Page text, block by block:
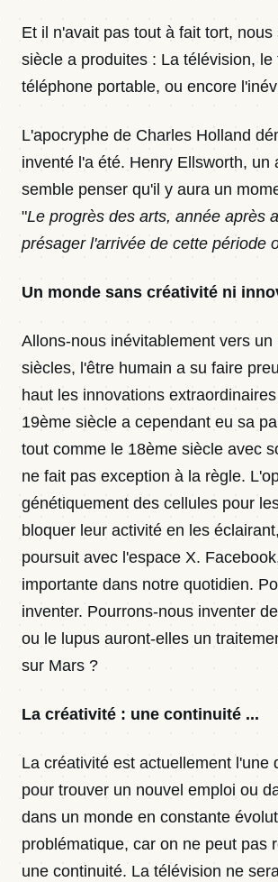
Et il n'avait pas tout à fait tort,
siècle a produites : La télévision,
téléphone portable, ou encore
L'apocryphe de Charles Holland
inventé l'a été. Henry Ellsworth,
semble penser qu'il y aura un
"Le progrès des arts, année après
présager l'arrivée de cette période
Un monde sans créativité ni
Allons-nous inévitablement vers
siècles, l'être humain a su faire
haut les innovations
19ème siècle a cependant eu sa
tout comme le 18ème siècle avec
ne fait pas exception à la règle.
génétiquement des cellules pour
bloquer leur activité en les
poursuit avec l'espace X.
importante dans notre quotidien.
inventer. Pourrons-nous inventer
ou le lupus auront-elles un
sur Mars ?
La créativité : une continuité ...
La créativité est actuellement
pour trouver un nouvel emploi ou
dans un monde en constante
problématique, car on ne peut pas
une continuité. La télévision ne